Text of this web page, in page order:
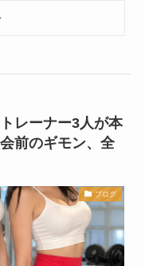
レーナー3人が本
前のギモン、全
ブログ